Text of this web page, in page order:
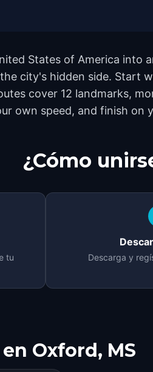
States of America into
city's hidden side. Start
cover 12 landmarks,
own speed, and finish on
¿Cómo
tu
Descarga y
Oxford, MS